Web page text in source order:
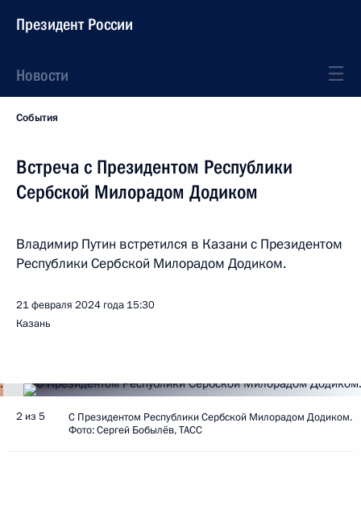
Президент России
Новости
События
Встреча с Президентом Республики
Сербской Милорадом Додиком
Владимир Путин встретился в Казани с Президентом
Республики Сербской Милорадом Додиком.
21 февраля 2024 года 15:30
Казань
2 из 5
С Президентом Республики Сербской Милорадом Додиком.
Фото: Сергей Бобылёв, ТАСС